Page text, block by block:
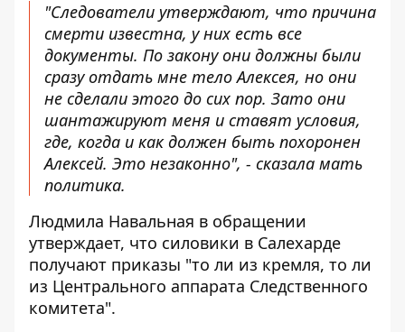
"Следователи утверждают, что причина
смерти известна, у них есть все
документы. По закону они должны были
сразу отдать мне тело Алексея, но они
не сделали этого до сих пор. Зато они
шантажируют меня и ставят условия,
где, когда и как должен быть похоронен
Алексей. Это незаконно", - сказала мать
политика.
Людмила Навальная в обращении
утверждает, что силовики в Салехарде
получают приказы "то ли из кремля, то ли
из Центрального аппарата Следственного
комитета".